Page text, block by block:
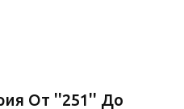
От ''251'' До